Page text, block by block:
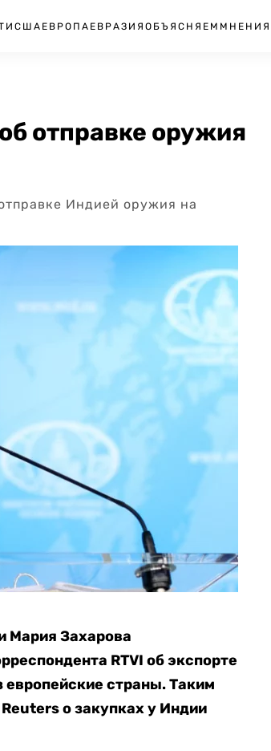
США ЕВРОПА ЕВРАЗИЯ ОБЪЯСНЯЕМ МНЕНИЯ
отправке оружия
Индией оружия на
Мария Захарова
RTVI об экспорте
европейские страны. Таким
о закупках у Индии